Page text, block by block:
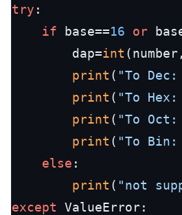
try :
if base==16 or
		dap=
int
print ( "To
print ( "To
print ( "To
print ( "To
else :
print ( "not
except ValueError: